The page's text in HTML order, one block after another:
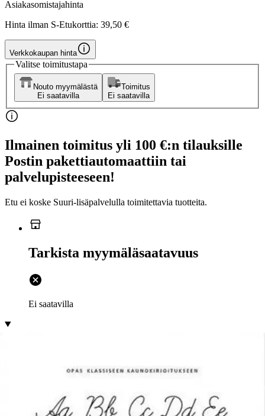
Asiakasomistajahinta
Hinta ilman S-Etukorttia: 39,50 €
Verkkokaupan hinta
Valitse toimitustapa
Nouto myymälästä
Ei saatavilla
Toimitus
Ei saatavilla
Ilmainen toimitus yli 100 €:n tilauksille
Postin pakettiautomaattiin tai
palvelupisteeseen!
Etu ei koske Suuri‑lisäpalvelulla toimitettavia tuotteita.
Tarkista myymäläsaatavuus
Ei saatavilla
Tämä kaunokirjoitusopas on tehty rakkaudesta kauniiseen käsialaan.
Se sisältää kirjainkohtaista toistoharjoittelua, sanojen